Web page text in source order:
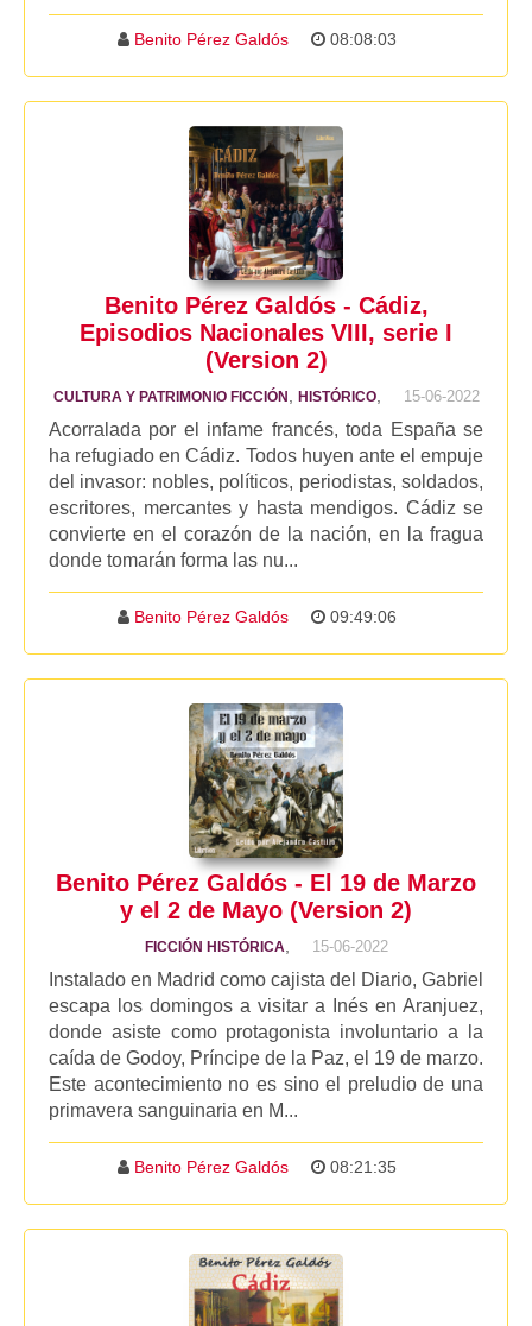
Benito Pérez Galdós 08:08:03
Benito Pérez Galdós - Cádiz,
Episodios Nacionales VIII, serie I
(Version 2)
CULTURA Y PATRIMONIO FICCIÓN HISTÓRICO, 15-06-2022
Acorralada por el infame francés, toda España se
ha refugiado en Cádiz. Todos huyen ante el empuje
del invasor: nobles, políticos, periodistas, soldados,
escritores, mercantes y hasta mendigos. Cádiz se
convierte en el corazón de la nación, en la fragua
donde tomarán forma las nu...
Benito Pérez Galdós 09:49:06
Benito Pérez Galdós - El 19 de Marzo
y el 2 de Mayo (Version 2)
FICCIÓN HISTÓRICA 15-06-2022
Instalado en Madrid como cajista del Diario, Gabriel
escapa los domingos a visitar a Inés en Aranjuez,
donde asiste como protagonista involuntario a la
caída de Godoy, Príncipe de la Paz, el 19 de marzo.
Este acontecimiento no es sino el preludio de una
primavera sanguinaria en M...
Benito Pérez Galdós 08:21:35